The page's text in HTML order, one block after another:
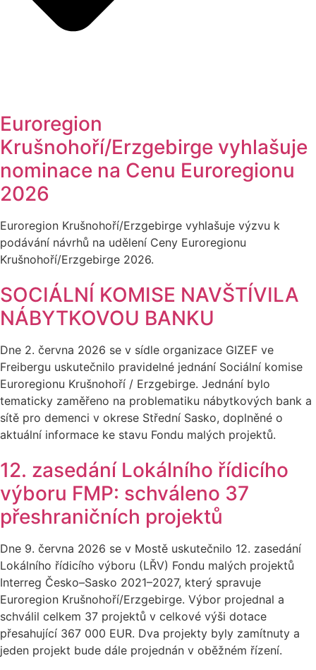
Euroregion
Krušnohoří/Erzgebirge vyhlašuje
nominace na Cenu Euroregionu
2026
Euroregion Krušnohoří/Erzgebirge vyhlašuje výzvu k
podávání návrhů na udělení Ceny Euroregionu
Krušnohoří/Erzgebirge 2026.
SOCIÁLNÍ KOMISE NAVŠTÍVILA
NÁBYTKOVOU BANKU
Dne 2. června 2026 se v sídle organizace GIZEF ve
Freibergu uskutečnilo pravidelné jednání Sociální komise
Euroregionu Krušnohoří / Erzgebirge. Jednání bylo
tematicky zaměřeno na problematiku nábytkových bank a
sítě pro demenci v okrese Střední Sasko, doplněné o
aktuální informace ke stavu Fondu malých projektů.
12. zasedání Lokálního řídicího
výboru FMP: schváleno 37
přeshraničních projektů
Dne 9. června 2026 se v Mostě uskutečnilo 12. zasedání
Lokálního řídicího výboru (LŘV) Fondu malých projektů
Interreg Česko–Sasko 2021–2027, který spravuje
Euroregion Krušnohoří/Erzgebirge. Výbor projednal a
schválil celkem 37 projektů v celkové výši dotace
přesahující 367 000 EUR. Dva projekty byly zamítnuty a
jeden projekt bude dále projednán v oběžném řízení.